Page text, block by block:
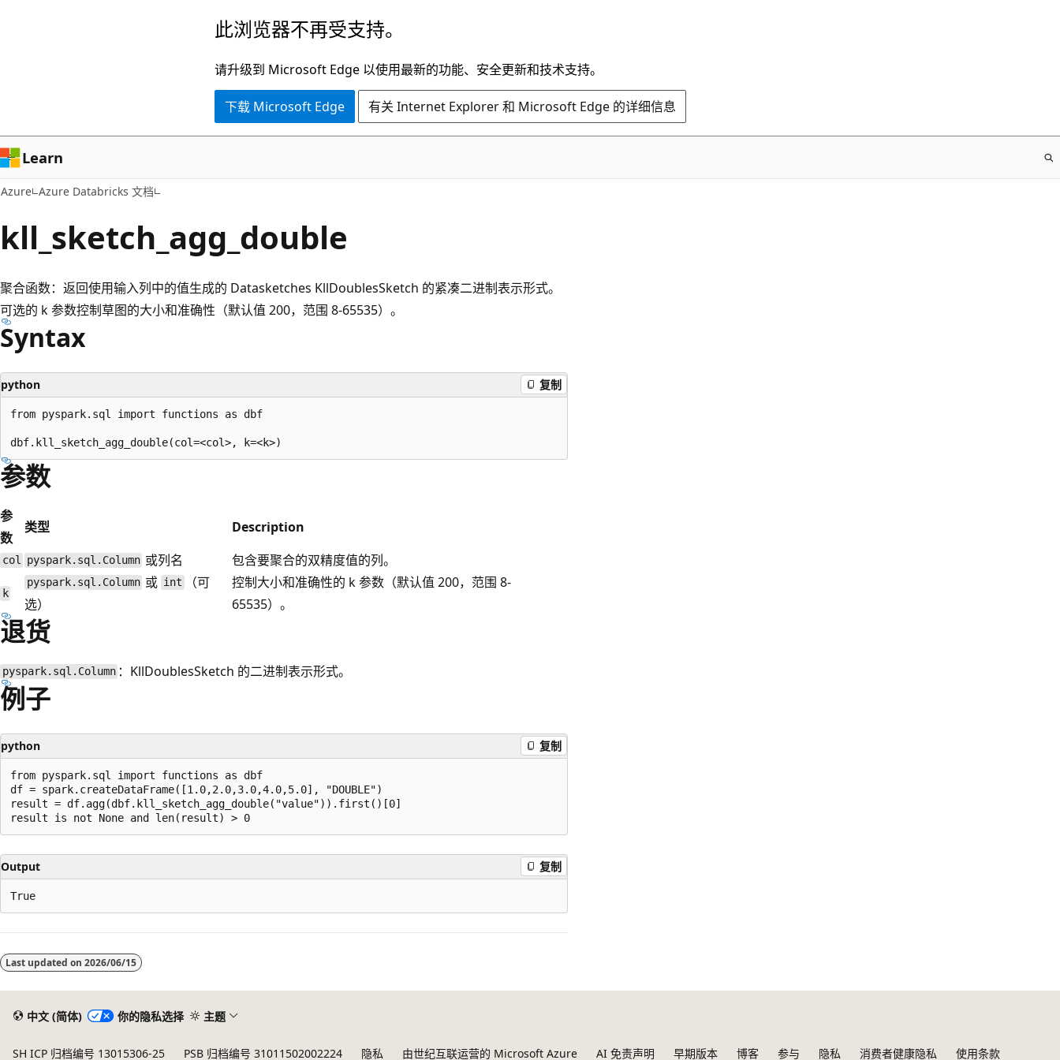
容
此浏览器不再受支持。
请升级到 Microsoft Edge 以使用最新的功能、安全更新和技术支持。
下载 Microsoft Edge 有关 Internet Explorer 和 Microsoft Edge 的详细信息
Learn
Azure Azure Databricks 文档
kll_sketch_agg_double
聚合函数：返回使用输入列中的值生成的 Datasketches KllDoublesSketch 的紧凑二进制表示形式。
可选的 k 参数控制草图的大小和准确性（默认值 200，范围 8-65535）。
Syntax
python 复制
from pyspark.sql import functions as dbf
参数
参
数
类型 Description
col pyspark.sql.Column 或列名 包含要聚合的双精度值的列。
k
pyspark.sql.Column 或 int （可
选）
控制大小和准确性的 k 参数（默认值 200，范围 8-
65535）。
退货
pyspark.sql.Column ：KllDoublesSketch 的二进制表示形式。
例子
python 复制
from pyspark.sql import functions as dbf
df = spark.createDataFrame([1.0,2.0,3.0,4.0,5.0], "DOUBLE")
result = df.agg(dbf.kll_sketch_agg_double("value")).first()[0]
Output 复制
模
式
Last updated on 2026/06/15
中文 (简体) 你的隐私选择 主题
SH ICP 归档编号 13015306-25 PSB 归档编号 31011502002224 隐私 由世纪互联运营的 Microsoft Azure AI 免责声明 早期版本 博客 参与 隐私 消费者健康隐私 使用条款